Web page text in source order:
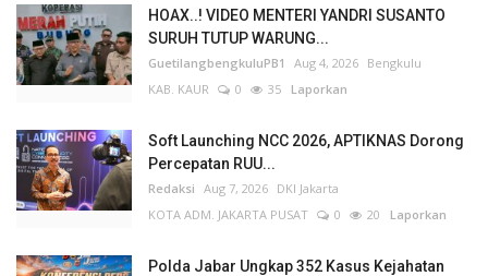
Pendidikan
Informasi Journalism
Olahraga
Kesehatan
HOAX..! VIDEO MENTERI YANDRI SUSANTO
SURUH TUTUP WARUNG...
GuetilangbengkuluPB1 Aug 4, 2026 Bengkulu
KAB. KAUR
0 35 Laporkan
Soft Launching NCC 2026, APTIKNAS Dorong
Percepatan RUU...
Redaksi Aug 7, 2026 DKI Jakarta
KOTA ADM. JAKARTA PUSAT
0 20 Laporkan
Polda Jabar Ungkap 352 Kasus Kejahatan